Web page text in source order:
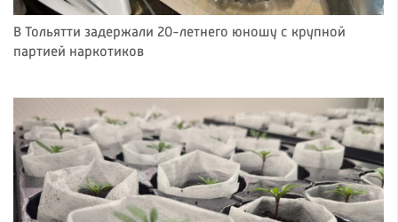
В Тольятти задержали 20-летнего юношу с крупной
партией наркотиков